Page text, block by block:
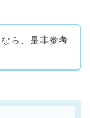
ら、是非参考